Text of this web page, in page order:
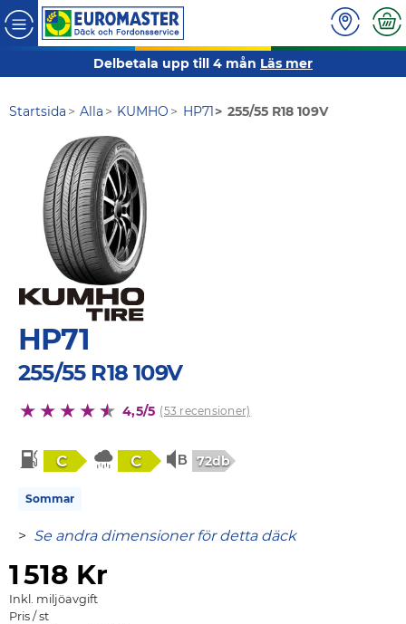
Delbetala upp till 4 mån Läs mer
Startsida Alla KUMHO HP71 255/55 R18 109V
HP71
255/55 R18 109V
4,5/5 (53 recensioner)
C C 72db
Sommar
> Se andra dimensioner för detta däck
1518 Kr
Inkl. miljöavgift
Pris / st